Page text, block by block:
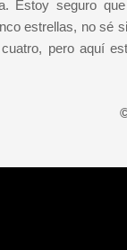
Estoy seguro
estrellas, no sé
pero aquí